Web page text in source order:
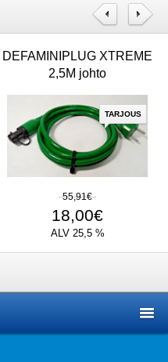
DEFAMINIPLUG XTREME
2,5M johto
TARJOUS
55,91€
18,00€
ALV 25,5 %